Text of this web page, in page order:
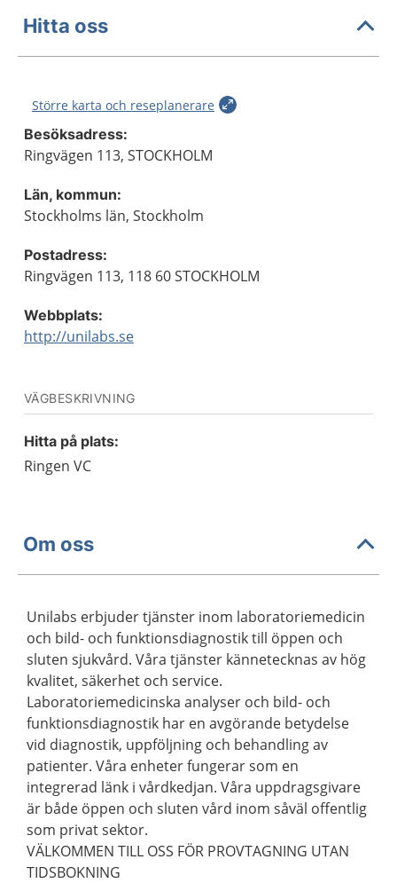
Hitta oss
Större karta och reseplanerare
Besöksadress:
Ringvägen 113, STOCKHOLM
Län, kommun:
Stockholms län, Stockholm
Postadress:
Ringvägen 113, 118 60 STOCKHOLM
Webbplats:
http://unilabs.se
VÄGBESKRIVNING
Hitta på plats:
Ringen VC
Om oss
Unilabs erbjuder tjänster inom laboratoriemedicin
och bild- och funktionsdiagnostik till öppen och
sluten sjukvård. Våra tjänster kännetecknas av hög
kvalitet, säkerhet och service.
Laboratoriemedicinska analyser och bild- och
funktionsdiagnostik har en avgörande betydelse
vid diagnostik, uppföljning och behandling av
patienter. Våra enheter fungerar som en
integrerad länk i vårdkedjan. Våra uppdragsgivare
är både öppen och sluten vård inom såväl offentlig
som privat sektor.
VÄLKOMMEN TILL OSS FÖR PROVTAGNING UTAN
TIDSBOKNING